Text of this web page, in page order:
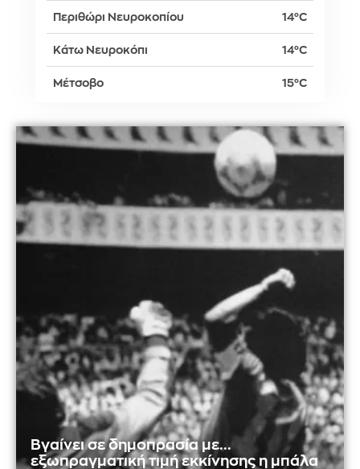
Περιθώρι Νευροκοπίου 14°C
Κάτω Νευροκόπι 14°C
Μέτσοβο 15°C
Βγαίνει σε δημοπρασία με...
εξωπραγματική τιμή εκκίνησης η μπάλα